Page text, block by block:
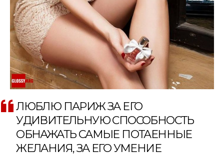
ЛЮБЛЮ ПАРИЖ ЗА ЕГО
УДИВИТЕЛЬНУЮ СПОСОБНОСТЬ
ОБНАЖАТЬ САМЫЕ ПОТАЕННЫЕ
ЖЕЛАНИЯ, ЗА ЕГО УМЕНИЕ